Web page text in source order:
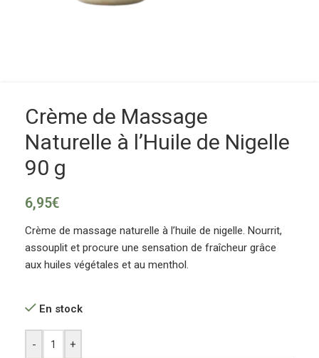
Crème de Massage
Naturelle à l’Huile de Nigelle
90 g
6,95€
Crème de massage naturelle à l’huile de nigelle. Nourrit,
assouplit et procure une sensation de fraîcheur grâce
aux huiles végétales et au menthol.
En stock
- +